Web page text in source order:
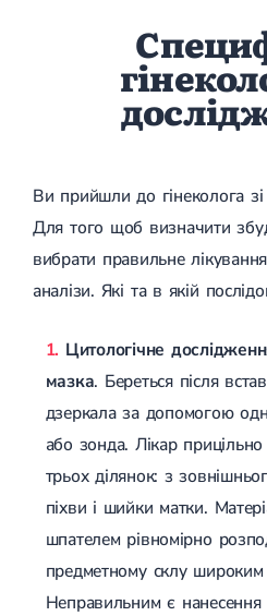
Ви прийшли до гінеколога
Для того щоб визначити
вибрати правильне
аналізи. Які та в якій
Цитологічне
мазка. Береться після
дзеркала за допомогою
або зонда. Лікар
трьох ділянок: з
піхви і шийки матки.
шпателем рівномірно
предметному склу
Неправильним є нанесення